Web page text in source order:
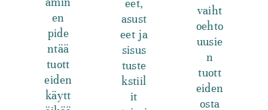
en
pide
ntää
tuott
eiden
käytt
eet,
asust
eet ja
sisus
tuste
kstiil
it
vaiht
oehto
uusie
n
tuott
eiden
osta